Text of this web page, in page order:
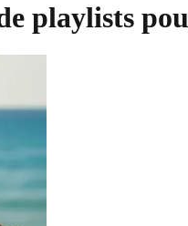
playlists